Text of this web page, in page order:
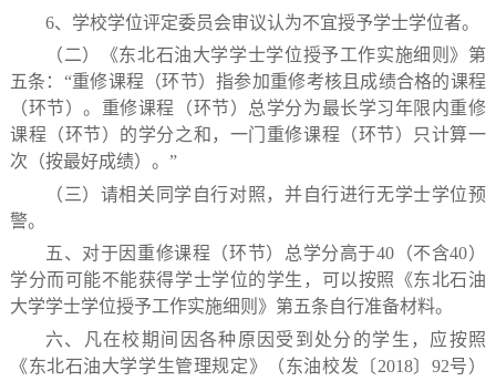
6、学校学位评定委员会审议认为不宜授予学士学位者。
（二）《东北石油大学学士学位授予工作实施细则》第
五条：“重修课程（环节）指参加重修考核且成绩合格的课程
（环节）。重修课程（环节）总学分为最长学习年限内重修
课程（环节）的学分之和，一门重修课程（环节）只计算一
次（按最好成绩）。”
（三）请相关同学自行对照，并自行进行无学士学位预
警。
五、对于因重修课程（环节）总学分高于40（不含40）
学分而可能不能获得学士学位的学生，可以按照《东北石油
大学学士学位授予工作实施细则》第五条自行准备材料。
六、凡在校期间因各种原因受到处分的学生，应按照
《东北石油大学学生管理规定》（东油校发〔 2018〕 92号）